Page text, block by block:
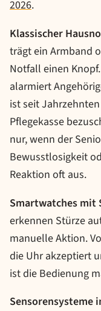
2026.
Klassischer
trägt ein Armband
Notfall einen
alarmiert
ist seit
Pflegekasse
nur, wenn der
Bewusstlosigkeit
Reaktion oft aus.
Smartwatches mit
erkennen Stürze
manuelle Aktion.
die Uhr akzeptiert
ist die Bedienung
Sensorensysteme